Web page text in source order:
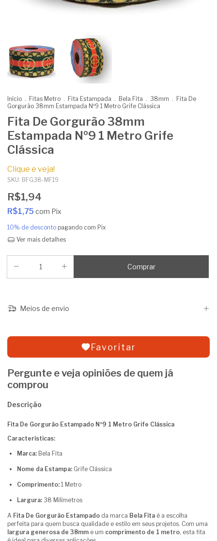
Início . Fitas Metro . Fita Estampada . Bela Fita . 38mm . Fita De
Gorgurão 38mm Estampada Nº9 1 Metro Grife Clássica
Fita De Gorgurão 38mm
Estampada Nº9 1 Metro Grife
Clássica
Clique e veja!
SKU: BFG38-MF19
R$1,94
R$1,75 com Pix
10% de desconto pagando com Pix
Ver mais detalhes
Meios de envio
Favoritar
Pergunte e veja opiniões de quem já
comprou
Descrição
Fita De Gorgurão Estampado Nº9 1 Metro Grife Clássica
Características:
Marca: Bela Fita
Nome da Estampa: Grife Clássica
Comprimento: 1 Metro
Largura: 38 Milímetros
A Fita De Gorgurão Estampado da marca Bela Fita é a escolha
perfeita para quem busca qualidade e estilo em seus projetos. Com uma
largura generosa de 38mm e um comprimento de 1 metro, esta fita